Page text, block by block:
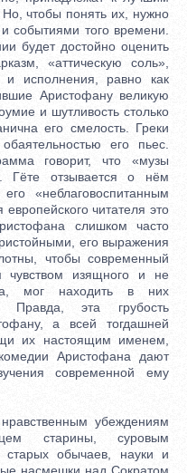
чтобы понять их, нужно
событиями того времени.
будет достойно оценить
«аттическую соль»,
и исполнения, равно как
Аристофану великую
и шутливость столько
его смелость. Греки
его пьес.
говорит, что «музы
Гёте отзывается о нём
«неблаговоспитанным
читателя это
слишком часто
его выражения
чтобы современный
чувством изящного и не
мог находить в них
Правда, эта грубость
а всей тогдашней
их настоящим именем,
Аристофана дают
современной ему
убеждениям
старины, суровым
старых обычаев, науки и
насмешки над Сократом